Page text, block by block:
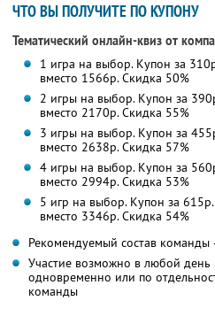
ЧТО ВЫ ПОЛУЧИТЕ ПО КУПОНУ
Тематический онлайн-квиз от
1 игра на выбор. Купон за
вместо 1566р.Скидка 50%
2 игры на выбор. Купон за
вместо 2170р.Скидка 55%
3 игры на выбор. Купон за
вместо 2638р.Скидка 57%
4 игры на выбор. Купон за
вместо 2994р.Скидка 53%
5 игр на выбор. Купон за
вместо 3346р.Скидка 54%
Рекомендуемый состав
Участие возможно в любой день
одновременно или по
команды